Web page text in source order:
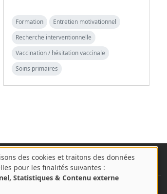
Formation
Entretien motivationnel
Recherche interventionnelle
Vaccination / hésitation vaccinale
Soins primaires
des cookies et traitons des données
pour les finalités suivantes :
Statistiques & Contenu externe